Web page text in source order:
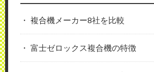
複合機メーカー8社を比較
富士ゼロックス複合機の特徴